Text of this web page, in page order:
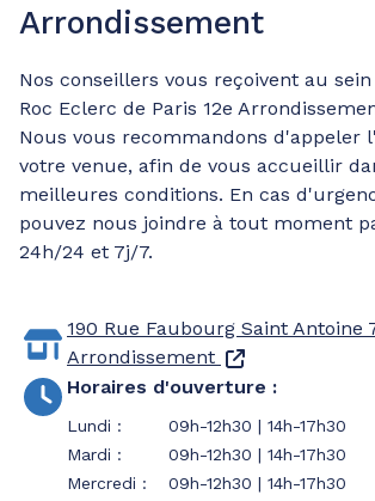
Arrondissement
Nos conseillers vous reçoivent au sein
Roc Eclerc de Paris 12e
Nous vous recommandons d'appeler
votre venue, afin de vous accueillir
meilleures conditions. En cas
pouvez nous joindre à tout moment
24h/24 et 7j/7.
190 Rue Faubourg Saint Antoine
Arrondissement
Horaires d'ouverture :
Lundi :
09h-12h30 | 14h-17h30
Mardi :
09h-12h30 | 14h-17h30
Mercredi :
09h-12h30 | 14h-17h30